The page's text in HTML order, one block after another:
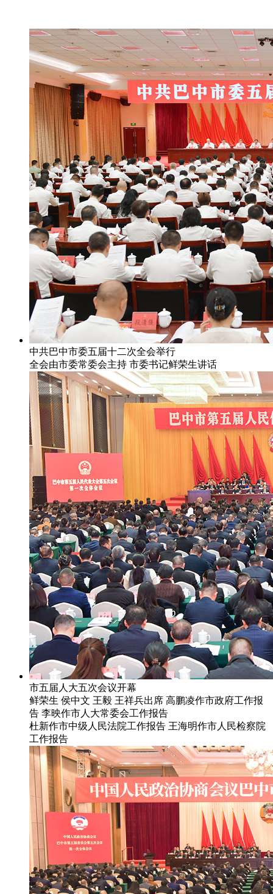
中共巴中市委五届十二次全会举行
全会由市委常委会主持 市委书记鲜荣生讲话
市五届人大五次会议开幕
鲜荣生 侯中文 王毅 王祥兵出席 高鹏凌作市政府工作报
告 李映作市人大常委会工作报告
杜新作市中级人民法院工作报告 王海明作市人民检察院
工作报告